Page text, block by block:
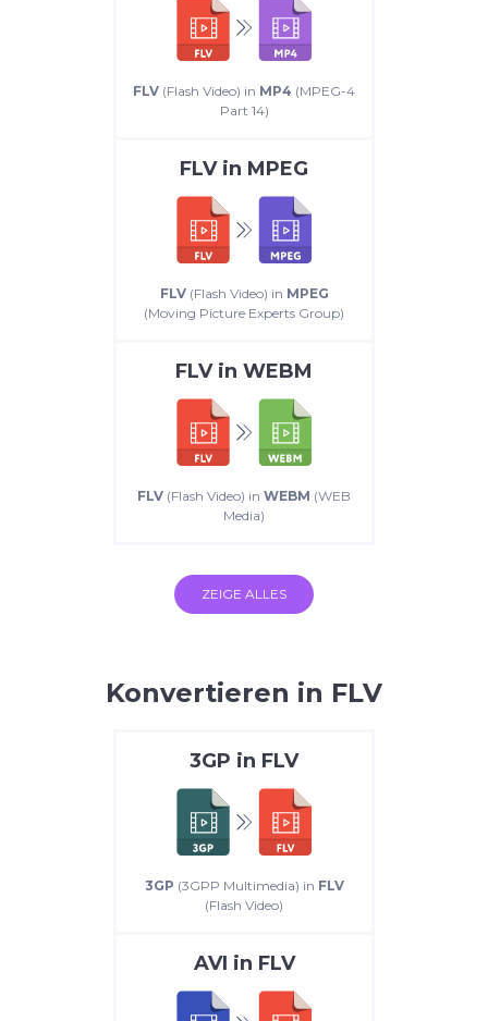
FLV (Flash Video) in MP4 (MPEG-4
Part 14)
FLVin MPEG
FLV(Flash Video) in MPEG
(Moving Picture Experts Group)
FLVin WEBM
FLV (Flash Video) in WEBM (WEB
Media)
ZEIGE ALLES
Konvertieren in FLV
3GP in FLV
3GP (3GPP Multimedia) in FLV
(Flash Video)
AVI in FLV